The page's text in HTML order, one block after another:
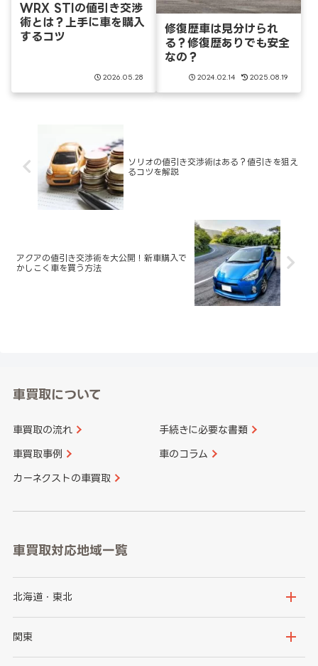
WRX STIの値引き交渉
術とは？上手に車を購入
するコツ
2026.05.28
修復歴車は見分けられ
る？修復歴ありでも安全
なの？
2024.02.14 2025.08.19
ソリオの値引き交渉術はある？値引きを狙え
るコツを解説
アクアの値引き交渉術を大公開！新車購入で
かしこく車を買う方法
車買取について
車買取の流れ 手続きに必要な書類
車買取事例 車のコラム
カーネクストの車買取
車買取対応地域一覧
北海道・東北
北海道
関東